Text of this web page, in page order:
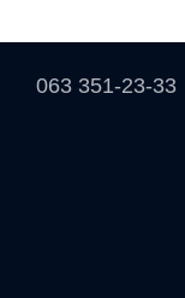
063 351-23-33